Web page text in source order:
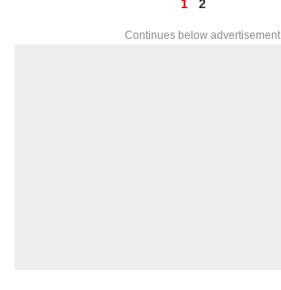
1 2
Continues below advertisement